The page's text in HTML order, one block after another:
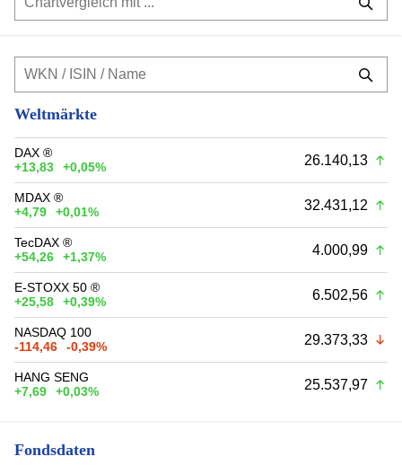
Weltmärkte
DAX ®
+13,83
+0,05% 26.140,13
MDAX ®
+4,79
+0,01% 32.431,12
TecDAX ®
+54,26
+1,37% 4.000,99
E-STOXX 50 ®
+25,58
+0,39% 6.502,56
NASDAQ 100
-114,46
-0,39% 29.373,33
HANG SENG
+7,69
+0,03% 25.537,97
Fondsdaten